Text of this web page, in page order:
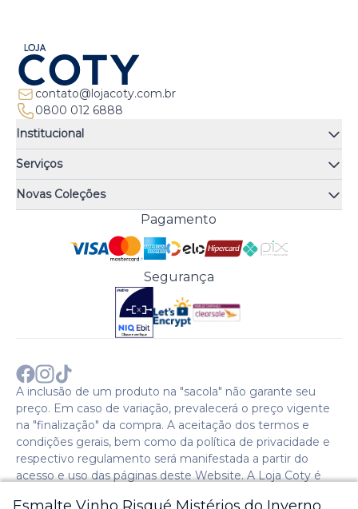
contato@lojacoty.com.br
0800 012 6888
Institucional
Quem somos
Quiz de fragrâncias
Trocas e Devoluções
Troque Fácil
Perguntas Frequentes
Política de Pagamento
Política de Entrega
Política de Privacidade
Comprar com CNPJ?
Sobre a COTY no mundo
Serviços
Atendimento
Meus Pedidos
Trabalhe Conosco
Preferências de Cookies
Novas Coleções
Cenoura & Bronze
Pagamento
Segurança
A inclusão de um produto na "sacola" não garante seu
preço. Em caso de variação, prevalecerá o preço vigente
na "finalização" da compra. A aceitação dos termos e
condições gerais, bem como da política de privacidade e
respectivo regulamento será manifestada a partir do
acesso e uso das páginas deste Website. A Loja Coty é